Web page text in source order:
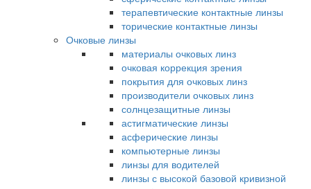
терапевтические контактные линзы
торические контактные линзы
Очковые линзы
материалы очковых линз
очковая коррекция зрения
покрытия для очковых линз
производители очковых линз
солнцезащитные линзы
астигматические линзы
асферические линзы
компьютерные линзы
линзы для водителей
линзы с высокой базовой кривизной